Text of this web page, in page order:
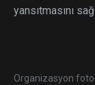
yansıtmasını
Organizasyon